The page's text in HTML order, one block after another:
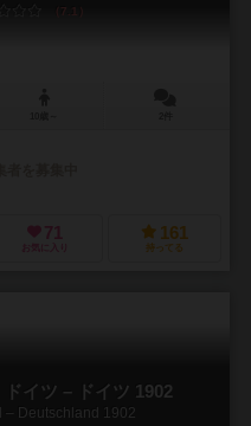
7.1
71
お気に入り
161
持ってる
イツ – ドイツ 1902
– Deutschland 1902